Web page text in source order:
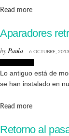
Read moreDetails
Aparadores
byPaula 6 OCTUBRE,
Lo antiguo está de
se han instalado en
Read moreDetails
Retorno al